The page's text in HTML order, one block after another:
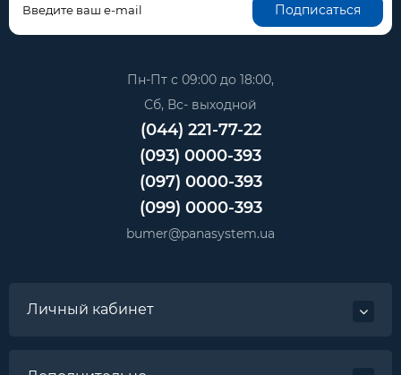
Подписаться
Пн-Пт с 09:00 до 18:00,
Сб, Вс- выходной
(044) 221-77-22
(093) 0000-393
(097) 0000-393
(099) 0000-393
bumer@panasystem.ua
Личный кабинет